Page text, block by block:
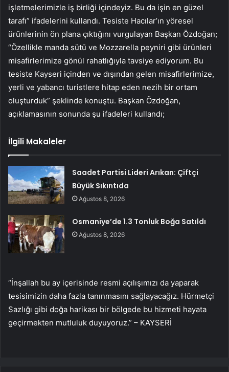
işletmelerimizle iş birliği içindeyiz. Bu da işin en güzel
tarafı” ifadelerini kullandı. Tesiste Hacılar’ın yöresel
ürünlerinin ön plana çıktığını vurgulayan Başkan Özdoğan;
“Özellikle manda sütü ve Mozzarella peyniri gibi ürünleri
misafirlerimize gönül rahatlığıyla tavsiye ediyorum. Bu
tesiste Kayseri içinden ve dışından gelen misafirlerimize,
yerli ve yabancı turistlere hitap eden nezih bir ortam
oluşturduk” şeklinde konuştu. Başkan Özdoğan,
açıklamasının sonunda şu ifadeleri kullandı;
İlgili Makaleler
Saadet Partisi Lideri Arıkan: Çiftçi
Büyük Sıkıntıda
Ağustos 8, 2026
Osmaniye’de 1.3 Tonluk Boğa Satıldı
Ağustos 8, 2026
“İnşallah bu ay içerisinde resmi açılışımızı da yaparak
tesisimizin daha fazla tanınmasını sağlayacağız. Hürmetçi
Sazlığı gibi doğa harikası bir bölgede bu hizmeti hayata
geçirmekten mutluluk duyuyoruz.” – KAYSERİ